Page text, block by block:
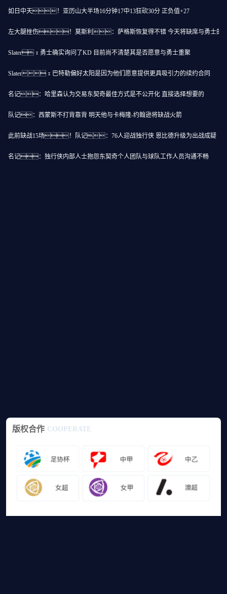
如日中天！亚历山大半场16分钟17中13狂砍30分 正负值+27
左大腿挫伤！莫斯利：萨格斯恢复得不错 今天将缺席与勇士的
Slater：勇士确实询问了KD 目前尚不清楚其是否愿意与勇士重聚
Slater：巴特勒偏好太阳是因为他们愿意提供更具吸引力的续约合同
名记：哈里森认为交易东契奇最佳方式是不公开化 直接选择想要的
队记：西蒙斯不打背靠背 明天他与卡梅隆-约翰逊将缺战火箭
此前缺战15场！队记：76人迎战独行侠 恩比德升级为出战成疑
名记：独行侠内部人士抱怨东契奇个人团队与球队工作人员沟通不畅
版权合作 COOPERATE